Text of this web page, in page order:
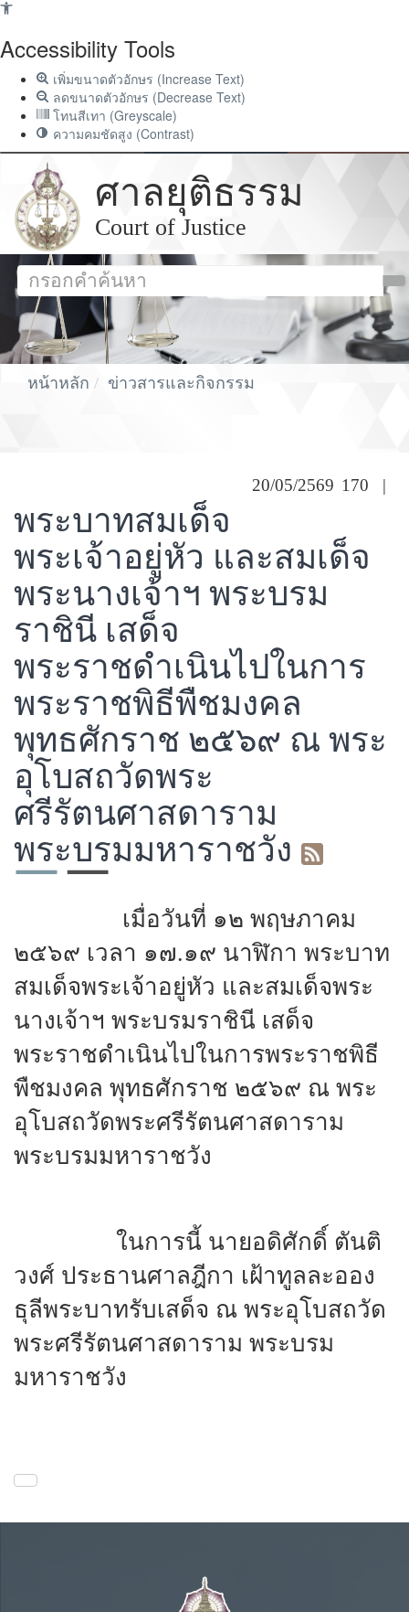
Accessibility Tools
เพิ่มขนาดตัวอักษร (Increase Text)
ลดขนาดตัวอักษร (Decrease Text)
โทนสีเทา (Greyscale)
ความคมชัดสูง (Contrast)
ศาลยุติธรรม
Court of Justice
หน้าหลัก
ข่าวสารและกิจกรรม
การพระราชพิธีพืชมงคล พุทธศักราช ๒๕๖๙ ณ
พระอุโบสถวัดพระศรีรัตนศาสดาราม พระบรม
มหาราชวัง
พระบาทสมเด็จ
พระเจ้าอยู่หัว และสมเด็จ
พระนางเจ้าฯ พระบรม
ราชินี เสด็จ
พระราชดำเนินไปในการ
พระราชพิธีพืชมงคล
พุทธศักราช ๒๕๖๙ ณ พระ
อุโบสถวัดพระ
ศรีรัตนศาสดาราม
พระบรมมหาราชวัง
20/05/2569 170 |
เมื่อวันที่ ๑๒ พฤษภาคม
๒๕๖๙ เวลา ๑๗.๑๙ นาฬิกา พระบาท
สมเด็จพระเจ้าอยู่หัว และสมเด็จพระ
นางเจ้าฯ พระบรมราชินี เสด็จ
พระราชดำเนินไปในการพระราชพิธี
พืชมงคล พุทธศักราช ๒๕๖๙ ณ พระ
อุโบสถวัดพระศรีรัตนศาสดาราม
พระบรมมหาราชวัง
ในการนี้ นายอดิศักดิ์ ตันติ
วงศ์ ประธานศาลฎีกา เฝ้าทูลละออง
ธุลีพระบาทรับเสด็จ ณ พระอุโบสถวัด
พระศรีรัตนศาสดาราม พระบรม
มหาราชวัง